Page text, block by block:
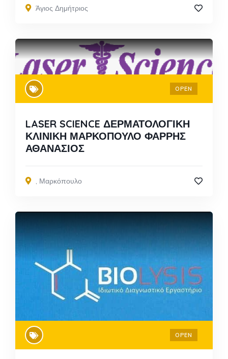
Άγιος Δημήτριος
OPEN
LASER SCIENCE ΔΕΡΜΑΤΟΛΟΓΙΚΗ
ΚΛΙΝΙΚΗ ΜΑΡΚΟΠΟΥΛΟ ΦΑΡΡΗΣ
ΑΘΑΝΑΣΙΟΣ
, Μαρκόπουλο
OPEN